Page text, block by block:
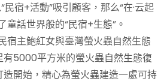
宿+活動”吸引顧客，那么“在·云起
童話世界般的“民宿+生態”。
主鮑紅女與臺灣螢火蟲自然生態
5000平方米的螢火蟲自然生態復
開始，精心為螢火蟲建造一處可持